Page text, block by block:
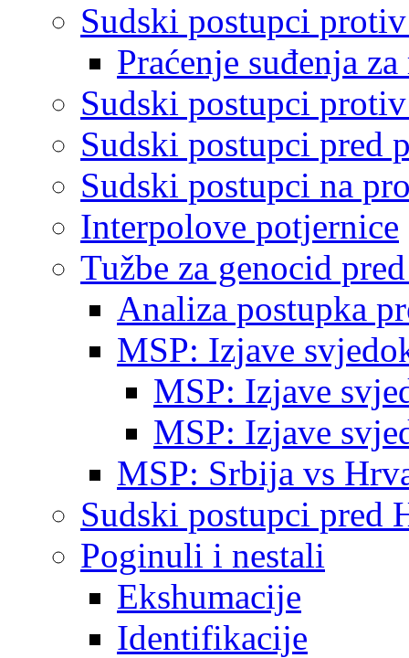
Sudski postupci
Praćenje suđenja
Sudski postupci
Sudski postupci pred
Sudski postupci na
Interpolove potjernice
Tužbe za genocid
Analiza postupka
MSP: Izjave
MSP: Izjave
MSP: Izjave
MSP: Srbija vs
Sudski postupci pred
Poginuli i nestali
Ekshumacije
Identifikacije